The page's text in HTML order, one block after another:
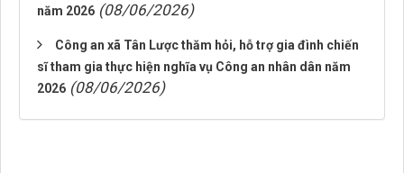
năm 2026 (08/06/2026)
Công an xã Tân Lược thăm hỏi, hỗ trợ gia đình chiến
sĩ tham gia thực hiện nghĩa vụ Công an nhân dân năm
2026 (08/06/2026)